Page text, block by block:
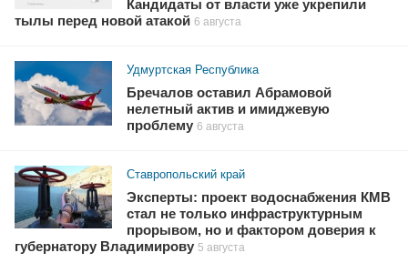
Кандидаты от власти уже укрепили
тылы перед новой атакой 6 августа
Удмуртская Республика
Бречалов оставил Абрамовой
нелетный актив и имиджевую
проблему 6 августа
Ставропольский край
Эксперты: проект водоснабжения КМВ
стал не только инфраструктурным
прорывом, но и фактором доверия к
губернатору Владимирову 5 августа